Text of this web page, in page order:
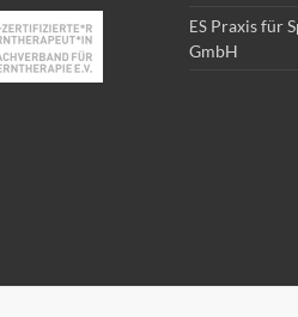
ES Praxis für
GmbH